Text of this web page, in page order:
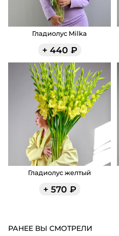
Гладиолус Milka
+ 440 ₽
Гладиолус желтый
+ 570 ₽
РАНЕЕ ВЫ СМОТРЕЛИ